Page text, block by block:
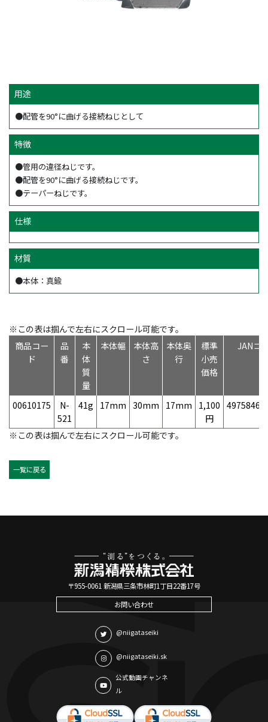
用途
●配管を90°に曲げる接続ねじとして
特徴
●管用の違径ねじです。
●配管を90°に曲げる接続ねじです。
●テーパーねじです。
仕様
材質
●本体：真鍮
※この表は掴んで左右にスクロール可能です。
商品コー
ド
品
番
本
体
質
量
本体幅
本体高
さ
本体奥
行
標準
小売
価格
JANコ
00610175
N-
521
41g 17mm 30mm 17mm
1,100
円
※この表は掴んで左右にスクロール可能です。
一覧に戻る
〒955-0061 新潟県三条市林町1丁目22番17号
お問い合わせ
@niigataseiki
@niigataseiki.sk
公式動画チャンネ
ル